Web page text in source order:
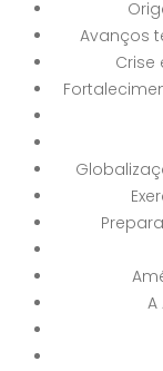
Avanços
Crise